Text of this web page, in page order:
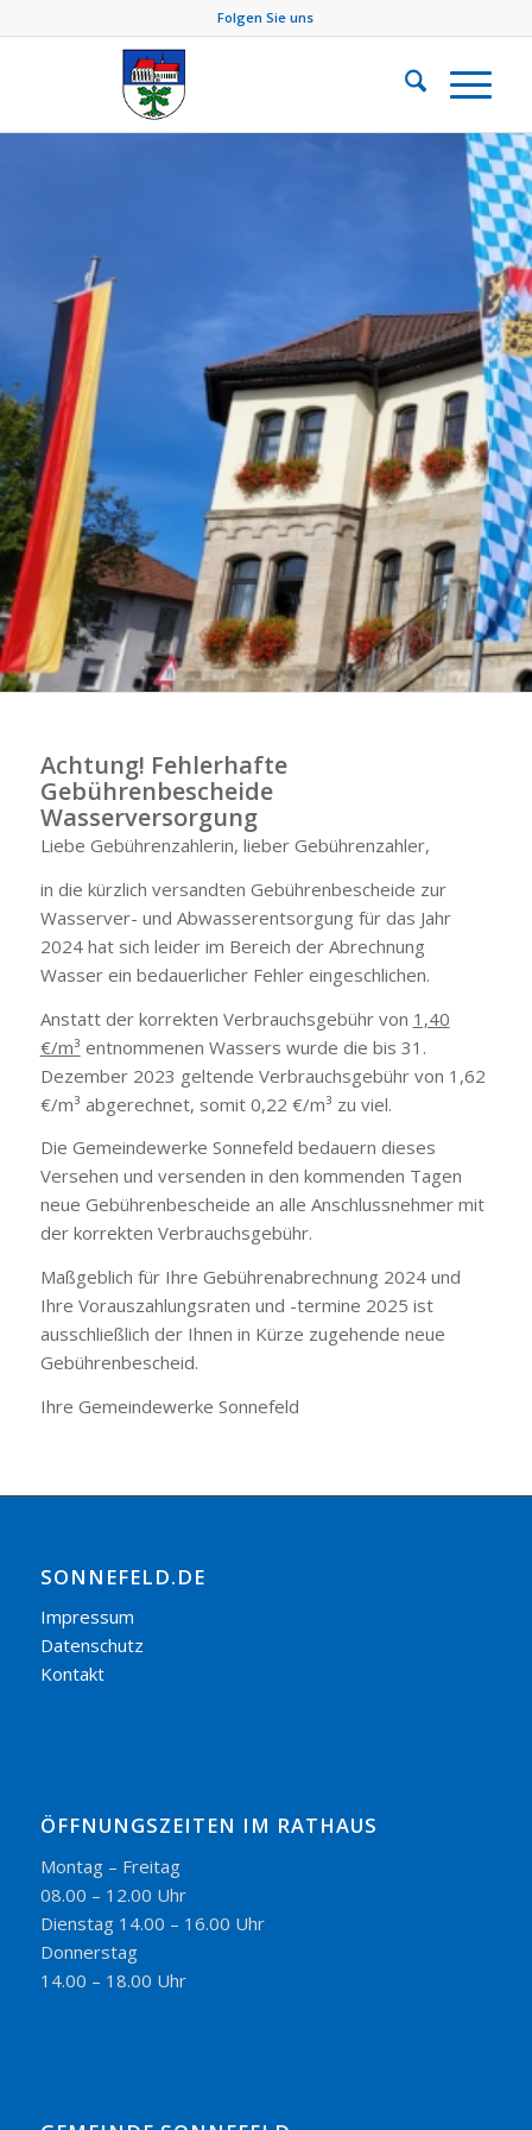
Folgen Sie uns
Achtung! Fehlerhafte
Gebührenbescheide
Wasserversorgung
Liebe Gebührenzahlerin, lieber Gebührenzahler,
in die kürzlich versandten Gebührenbescheide zur
Wasserver- und Abwasserentsorgung für das Jahr
2024 hat sich leider im Bereich der Abrechnung
Wasser ein bedauerlicher Fehler eingeschlichen.
Anstatt der korrekten Verbrauchsgebühr von 1,40
€/m³ entnommenen Wassers wurde die bis 31.
Dezember 2023 geltende Verbrauchsgebühr von 1,62
€/m³ abgerechnet, somit 0,22 €/m³ zu viel.
Die Gemeindewerke Sonnefeld bedauern dieses
Versehen und versenden in den kommenden Tagen
neue Gebührenbescheide an alle Anschlussnehmer mit
der korrekten Verbrauchsgebühr.
Maßgeblich für Ihre Gebührenabrechnung 2024 und
Ihre Vorauszahlungsraten und -termine 2025 ist
ausschließlich der Ihnen in Kürze zugehende neue
Gebührenbescheid.
Ihre Gemeindewerke Sonnefeld
SONNEFELD.DE
Impressum
Datenschutz
Kontakt
ÖFFNUNGSZEITEN IM RATHAUS
Montag – Freitag
08.00 – 12.00 Uhr
Dienstag 14.00 – 16.00 Uhr
Donnerstag
14.00 – 18.00 Uhr